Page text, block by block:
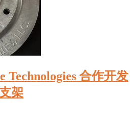
Technologies 合作开发
架